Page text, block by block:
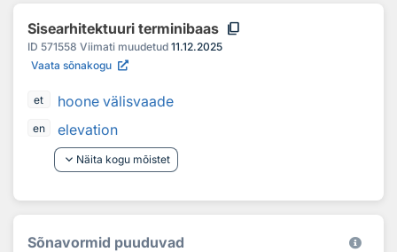
Sisearhitektuuri terminibaas content_copy
ID 571558 Viimati muudetud 11.12.2025
Vaata sõnakogu
et hoone välisvaade
en
elevation
keyboard_arrow_down Näita kogu mõistet
Sõnavormid puuduvad